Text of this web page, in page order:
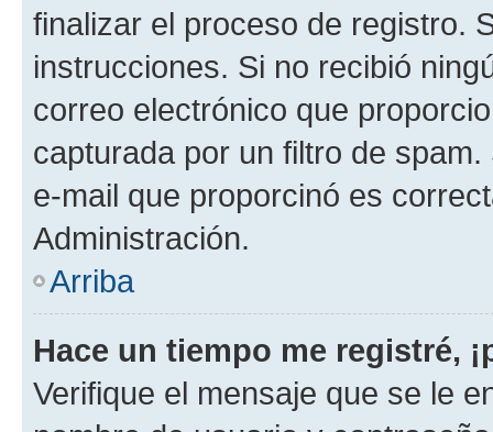
finalizar el proceso de registro.
instrucciones. Si no recibió
correo electrónico que
capturada por un filtro de
e-mail que proporcinó es
Administración.
Arriba
Hace un tiempo me registré,
Verifique el mensaje que se le